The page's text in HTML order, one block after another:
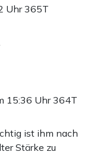
Uhr365T
15:36 Uhr364T
ist ihm nach
Stärke zu